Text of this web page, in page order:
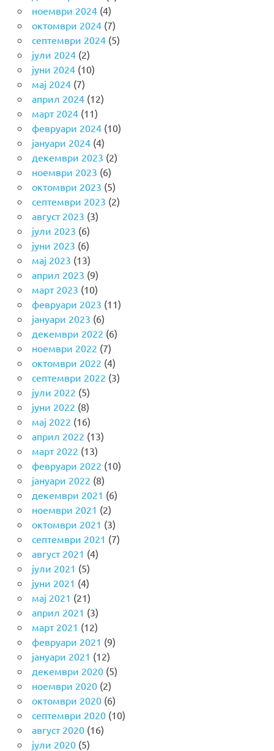
ноември 2024(4)
октомври 2024(7)
септември 2024(5)
јули 2024(2)
јуни 2024(10)
мај 2024(7)
април 2024(12)
март 2024(11)
февруари 2024(10)
јануари 2024(4)
декември 2023 (2)
ноември 2023 (6)
октомври 2023 (5)
септември 2023 (2)
август 2023 (3)
јули 2023 (6)
јуни 2023 (6)
мај 2023 (13)
април 2023 (9)
март 2023 (10)
февруари 2023 (11)
јануари 2023 (6)
декември 2022 (6)
ноември 2022 (7)
октомври 2022 (4)
септември 2022 (3)
јули 2022 (5)
јуни 2022 (8)
мај 2022 (16)
април 2022 (13)
март 2022 (13)
февруари 2022 (10)
јануари 2022 (8)
декември 2021 (6)
ноември 2021 (2)
октомври 2021 (3)
септември 2021 (7)
август 2021 (4)
јули 2021 (5)
јуни 2021 (4)
мај 2021 (21)
април 2021 (3)
март 2021 (12)
февруари 2021 (9)
јануари 2021 (12)
декември 2020(5)
ноември 2020(2)
октомври 2020(6)
септември 2020(10)
август 2020(16)
јули 2020(5)